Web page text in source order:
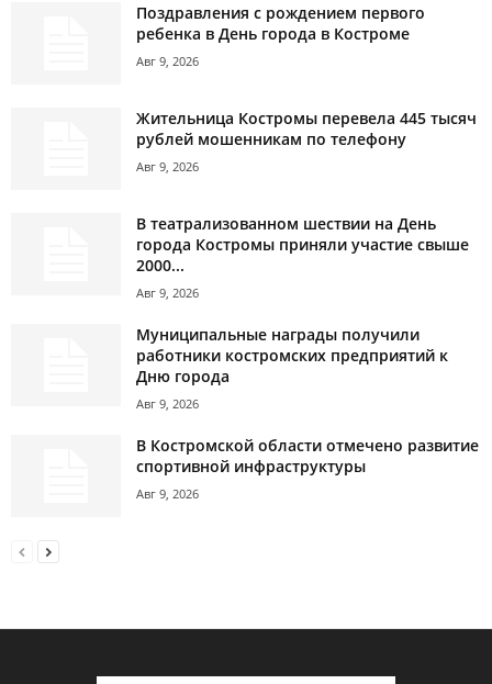
Поздравления с рождением первого
ребенка в День города в Костроме
Авг 9, 2026
Жительница Костромы перевела 445 тысяч
рублей мошенникам по телефону
Авг 9, 2026
В театрализованном шествии на День
города Костромы приняли участие свыше
2000...
Авг 9, 2026
Муниципальные награды получили
работники костромских предприятий к
Дню города
Авг 9, 2026
В Костромской области отмечено развитие
спортивной инфраструктуры
Авг 9, 2026